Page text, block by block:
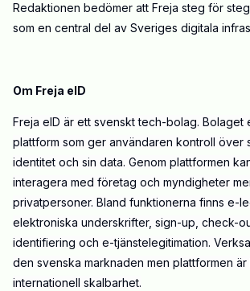
Redaktionen bedömer att Freja steg för
som en central del av Sveriges digitala
Om Freja eID
Freja eID är ett svenskt tech-bolag. Bolaget
plattform som ger användaren kontroll över
identitet och sin data. Genom plattformen
interagera med företag och myndigheter
privatpersoner. Bland funktionerna finns e-
elektroniska underskrifter, sign-up, check-
identifiering och e-tjänstelegitimation.
den svenska marknaden men plattformen
internationell skalbarhet.